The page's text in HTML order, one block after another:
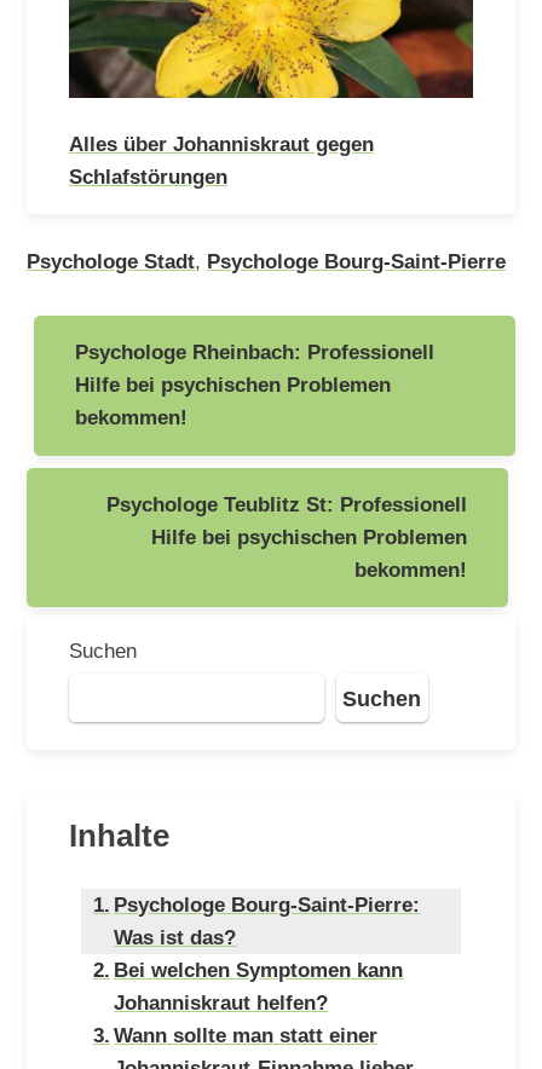
Alles über Johanniskraut gegen
Schlafstörungen
Psychologe Stadt, Psychologe Bourg-Saint-Pierre
Beitragsnavigation
Psychologe Rheinbach: Professionell
Hilfe bei psychischen Problemen
bekommen!
Psychologe Teublitz St: Professionell
Hilfe bei psychischen Problemen
bekommen!
Suchen
Suchen
Inhalte
Psychologe Bourg-Saint-Pierre:
Was ist das?
Bei welchen Symptomen kann
Johanniskraut helfen?
Wann sollte man statt einer